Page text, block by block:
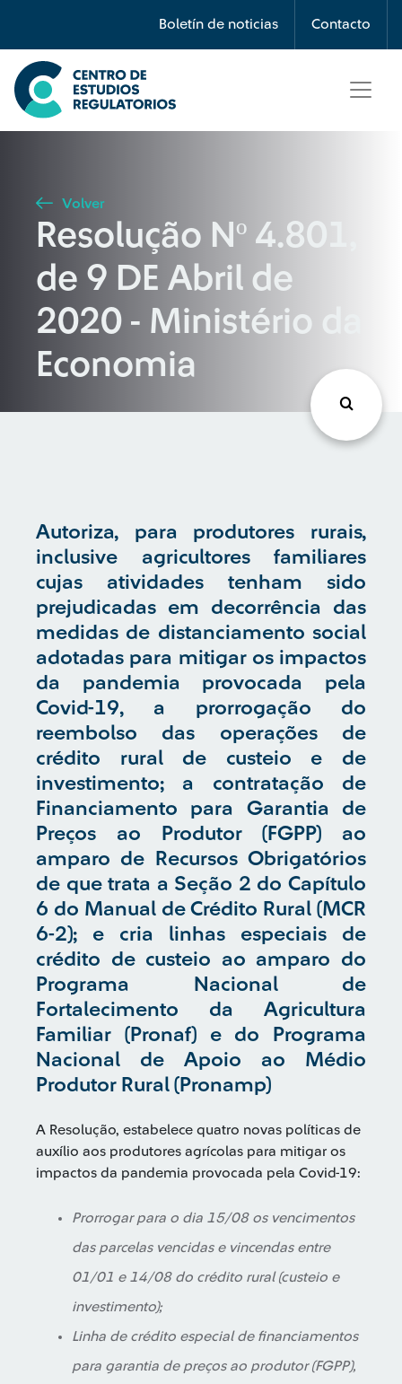
Boletín de noticias Contacto
Búsqueda
Seleccione país
Buscar
Volver
Resolução Nº 4.801,
de 9 DE Abril de
2020 - Ministério da
Economia
Autoriza, para produtores rurais,
inclusive agricultores familiares
cujas atividades tenham sido
prejudicadas em decorrência das
medidas de distanciamento social
adotadas para mitigar os impactos
da pandemia provocada pela
Covid-19, a prorrogação do
reembolso das operações de
crédito rural de custeio e de
investimento; a contratação de
Financiamento para Garantia de
Preços ao Produtor (FGPP) ao
amparo de Recursos Obrigatórios
de que trata a Seção 2 do Capítulo
6 do Manual de Crédito Rural (MCR
6-2); e cria linhas especiais de
crédito de custeio ao amparo do
Programa Nacional de
Fortalecimento da Agricultura
Familiar (Pronaf) e do Programa
Nacional de Apoio ao Médio
Produtor Rural (Pronamp)
A Resolução, estabelece quatro novas políticas de
auxílio aos produtores agrícolas para mitigar os
impactos da pandemia provocada pela Covid-19:
Prorrogar para o dia 15/08 os vencimentos
das parcelas vencidas e vincendas entre
01/01 e 14/08 do crédito rural (custeio e
investimento);
Linha de crédito especial de financiamentos
para garantia de preços ao produtor (FGPP),